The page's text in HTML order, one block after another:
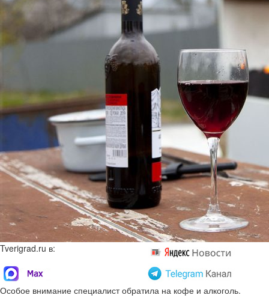
Tverigrad.ru в:
Особое внимание специалист обратила на кофе и алкоголь.